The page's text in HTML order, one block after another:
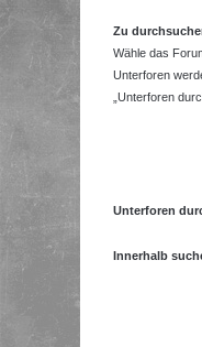
Zu
Wähle das
Unterforen
„Unterforen
Unterforen
Innerhalb